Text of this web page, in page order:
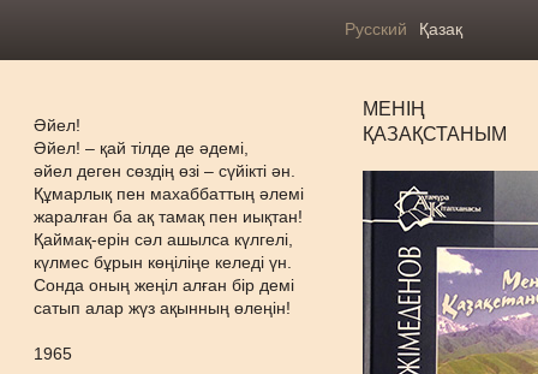
Русский Қазақ
Әйел!
Әйел! – қай тілде де әдемі,
әйел деген сөздің өзі – сүйікті ән.
Құмарлық пен махаббаттың әлемі
жаралған ба ақ тамақ пен иықтан!
Қаймақ-ерін сәл ашылса күлгелі,
күлмес бұрын көңіліңе келеді үн.
Сонда оның жеңіл алған бір демі
сатып алар жүз ақынның өлеңін!
1965
МЕНІҢ
ҚАЗАҚСТАНЫМ